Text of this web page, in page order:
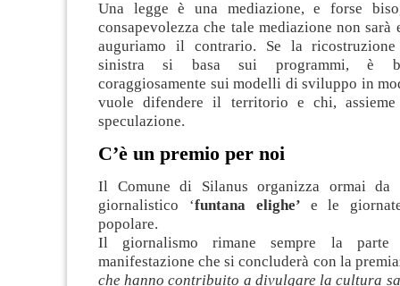
Una legge è una mediazione, e forse
consapevolezza che tale mediazione non sarà
auguriamo il contrario. Se la
sinistra si basa sui programmi, è
coraggiosamente sui modelli di sviluppo in
vuole difendere il territorio e chi,
speculazione.
C’è un premio per noi
Il Comune di Silanus organizza ormai
giornalistico ‘funtana elighe’ e le
popolare.
Il giornalismo rimane sempre la parte
manifestazione che si concluderà con la
che hanno contribuito a divulgare la cultura